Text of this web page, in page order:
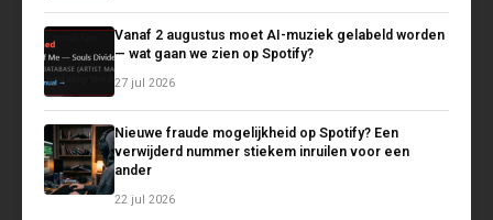
Vanaf 2 augustus moet AI-muziek gelabeld worden
— wat gaan we zien op Spotify?
27 jul 2026
Nieuwe fraude mogelijkheid op Spotify? Een
verwijderd nummer stiekem inruilen voor een
ander
22 jul 2026